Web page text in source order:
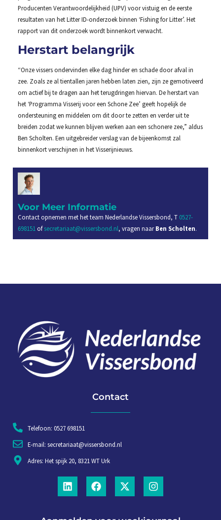
Producenten Verantwoordelijkheid (UPV) voor vistuig en de eerste
resultaten van het Litter ID-onderzoek binnen ‘Fishing for Litter’. Het
rapport van dit onderzoek wordt binnenkort verwacht.
Herstart belangrijk
“Onze vissers ondervinden elke dag hinder en schade door afval in
zee. Zoals ze al tientallen jaren hebben laten zien, zijn ze gemotiveerd
om actief bij te dragen aan het terugdringen hiervan. De herstart van
het ‘Programma Visserij voor een Schone Zee’ geeft hopelijk de
ondersteuning en middelen om dit door te zetten en verder uit te
breiden zodat we kunnen blijven werken aan een schonere zee,” aldus
Ben Scholten. Een uitgebreider verslag van de bijeenkomst zal
binnenkort verschijnen in het Visserijnieuws.
Voor Meer Informatie
Contact opnemen met het team Nederlandse Vissersbond, T 0527-
698151 ofsecretariaat@vissersbond.nl, vragen naarBen Scholten.
Contact
Telefoon: 0527 698151
E-mail: secretariaat@vissersbond.nl
Adres: Het spijk 20, 8321 WT Urk